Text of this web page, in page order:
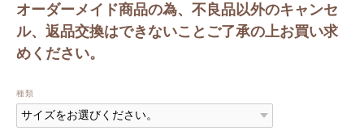
オーダーメイド商品の為、不良品以外のキャンセ
ル、返品交換はできないことご了承の上お買い求
めください。
種類